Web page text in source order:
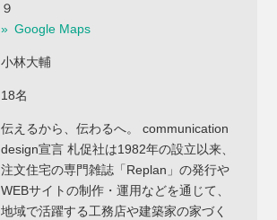
９
Google Maps
小林大輔
18名
伝えるから、伝わるへ。 communication
design宣言 札促社は1982年の設立以来、
注文住宅の専門雑誌「Replan」の発行や
WEBサイトの制作・運用などを通じて、
地域で活躍する工務店や建築家の家づく